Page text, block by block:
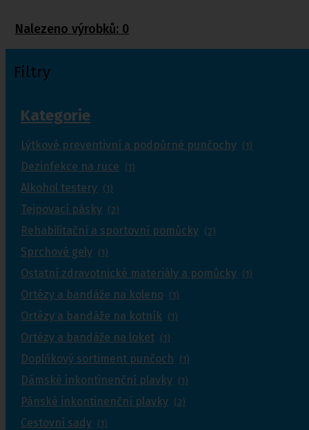
Nalezeno výrobků: 0
Filtry
Kategorie
Lýtkové preventivní a podpůrné punčochy (1)
Dezinfekce na ruce (1)
Alkohol testery (1)
Tejpovací pásky (2)
Rehabilitační a sportovní pomůcky (2)
Sprchové gely (1)
Ostatní zdravotnické materiály a pomůcky (1)
Ortézy a bandáže na koleno (1)
Ortézy a bandáže na kotník (1)
Ortézy a bandáže na loket (1)
Doplňkový sortiment punčoch (1)
Dámské inkontinenční plavky (1)
Pánské inkontinenční plavky (2)
Cestovní sady (1)